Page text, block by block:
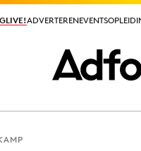
ADVERTERENEVENTS
ADVERTERENEVENTS